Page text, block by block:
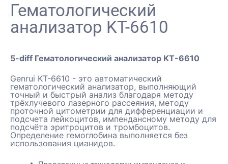
Гематологический
анализатор KT-6610
5-diff Гематологический анализатор KT-6610
Genrui KT-6610 - это автоматический
гематологический анализатор, выполняющий
точный и быстрый анализ благодаря методу
трёхлучевого лазерного рассеяния, методу
проточной цитометрии для дифференциации и
подсчета лейкоцитов, импендансному методу для
подсчёта эритроцитов и тромбоцитов.
Определение гемоглобина выполняется без
использования цианидов.